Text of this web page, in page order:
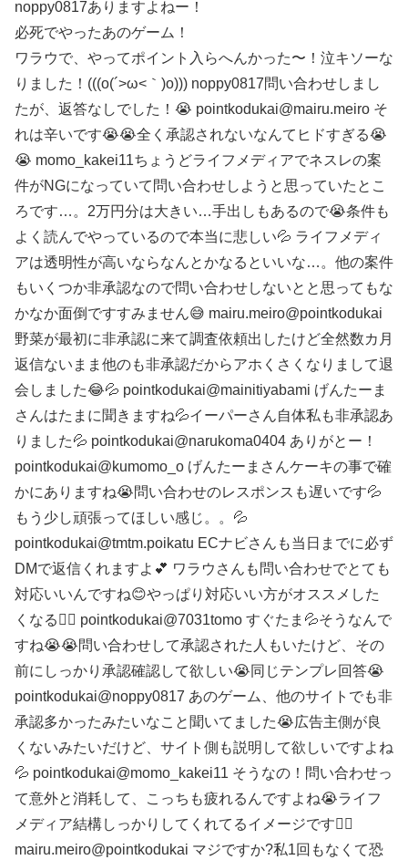
noppy0817ありますよねー！
必死でやったあのゲーム！
ワラウで、やってポイント入らへんかった〜！泣キソーな
りました！(((o(´>ω<｀)o))) noppy0817問い合わせしまし
たが、返答なしでした！😭 pointkodukai@mairu.meiro そ
れは辛いです😭😭全く承認されないなんてヒドすぎる😭
😭 momo_kakei11ちょうどライフメディアでネスレの案
件がNGになっていて問い合わせしようと思っていたとこ
ろです…。2万円分は大きい…手出しもあるので😭条件も
よく読んでやっているので本当に悲しい💦 ライフメディ
アは透明性が高いならなんとかなるといいな…。他の案件
もいくつか非承認なので問い合わせしないとと思ってもな
かなか面倒ですすみません😅 mairu.meiro@pointkodukai
野菜が最初に非承認に来て調査依頼出したけど全然数カ月
返信ないまま他のも非承認だからアホくさくなりまして退
会しました😂💦 pointkodukai@mainitiyabami げんたーま
さんはたまに聞きますね💦イーパーさん自体私も非承認あ
りました💦 pointkodukai@narukoma0404 ありがとー！
pointkodukai@kumomo_o げんたーまさんケーキの事で確
かにありますね😭問い合わせのレスポンスも遅いです💦
もう少し頑張ってほしい感じ。。💦
pointkodukai@tmtm.poikatu ECナビさんも当日までに必ず
DMで返信くれますよ💕 ワラウさんも問い合わせでとても
対応いいんですね😊やっぱり対応いい方がオススメした
くなる🙆‍♀️ pointkodukai@7031tomo すぐたま💦そうなんで
すね😭😭問い合わせして承認された人もいたけど、その
前にしっかり承認確認して欲しい😭同じテンプレ回答😭
pointkodukai@noppy0817 あのゲーム、他のサイトでも非
承認多かったみたいなこと聞いてました😭広告主側が良
くないみたいだけど、サイト側も説明して欲しいですよね
💦 pointkodukai@momo_kakei11 そうなの！問い合わせっ
て意外と消耗して、こっちも疲れるんですよね😭ライフ
メディア結構しっかりしてくれてるイメージです🙋‍♀️
mairu.meiro@pointkodukai マジですか?私1回もなくて恐